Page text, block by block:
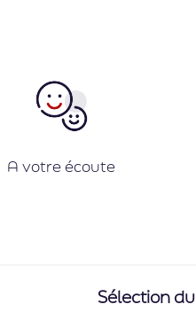
A votre écoute
Sélection